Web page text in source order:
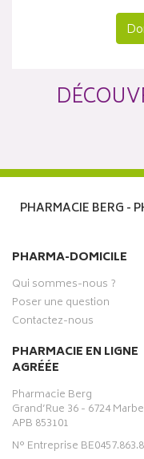
PHARMACIE BERG -
PHARMA-DOMICILE
Qui sommes-nous ?
Poser une question
Contactez-nous
PHARMACIE EN LIGNE
AGRÉÉE
Pharmacie Berg
Grand’Rue 36 - 6724
APB 853101
N° Entreprise